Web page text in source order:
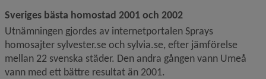
Sveriges bästa homostad 2001 och 2002
Utnämningen gjordes av internetportalen Sprays
homosajter sylvester.se och sylvia.se, efter jämförelse
mellan 22 svenska städer. Den andra gången vann Umeå
vann med ett bättre resultat än 2001.